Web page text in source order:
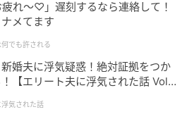
れ〜♡」遅刻するなら連絡して！
メてます
でも許される
新婚夫に浮気疑惑！絶対証拠をつか
【エリート夫に浮気された話 Vol.
気された話